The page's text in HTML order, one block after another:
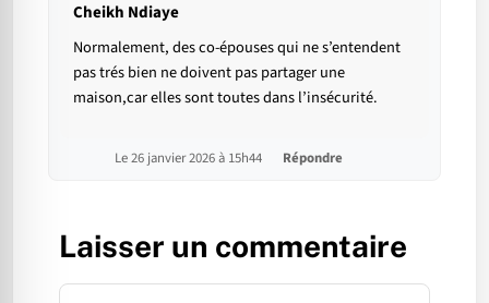
Cheikh Ndiaye
Normalement, des co-épouses qui ne s’entendent
pas trés bien ne doivent pas partager une
maison,car elles sont toutes dans l’insécurité.
Le 26 janvier 2026 à 15h44 Répondre
Laisser un commentaire
Commentaire